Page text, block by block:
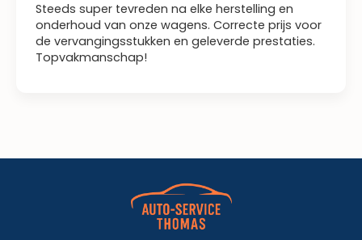
Steeds super tevreden na elke herstelling en
onderhoud van onze wagens. Correcte prijs voor
de vervangingsstukken en geleverde prestaties.
Topvakmanschap!